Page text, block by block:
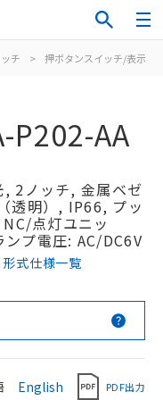
チ > 押ボタンスイッチ/表示灯
P202-AA
2ノッチ, 金属ベゼ
透明）, IP66, プッ
点灯ユニッ
プ電圧: AC/DC6V
式仕様一覧
English PDF出力